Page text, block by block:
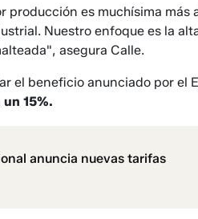
producción es muchísima más
Nuestro enfoque es la
asegura Calle.
el beneficio anunciado por el
15%.
anuncia nuevas tarifas